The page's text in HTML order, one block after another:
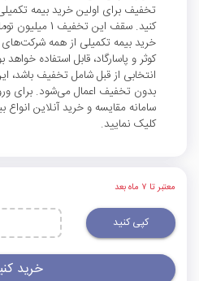
تخفیف برای اولین خرید بیمه
کنید. سقف این
خرید بیمه تکمیلی از همه شرکت‌های
کوثر و پاسارگاد، قابل استفاده
انتخابی از قبل شامل تخفیف باشد،
بدون تخفیف اعمال می‌شود. برای
سامانه مقایسه و خرید آنلاین انواع
کلیک نمایید.
معتبر تا ۷ ماه بعد
کپی کنید
خرید